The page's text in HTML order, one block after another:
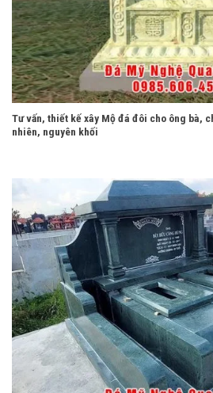
Tư vấn, thiết kế xây Mộ đá đôi cho ông bà,
nhiên, nguyên khối